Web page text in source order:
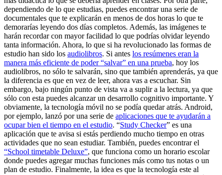
dependiendo de lo que estudias, puedes encontrar una serie de
documentales que te explicarán en menos de dos horas lo que te
demorarías leyendo dos días completos. Además, las imágenes te
harán recordar con mayor facilidad lo que podrías olvidar leyendo
tanta información. Ahora, lo que si ha revolucionado las formas de
estudio han sido los audiolibros. Si antes los resúmenes eran la
manera más eficiente de poder “salvar” en una prueba, hoy los
audiolibros, no sólo te salvarán, sino que también aprenderás, ya que
la diferencia es que en vez de leer, ahora vas a escuchar. Sin
embargo, bajo ningún punto de vista va a suplir a la lectura, ya que
sólo con esta puedes alcanzar un desarrollo cognitivo importante. Y
obviamente, la tecnología móvil no se podía quedar atrás. Android,
por ejemplo, lanzó por una serie de aplicaciones que te ayudarán a
ocupar bien el tiempo en el estudio. “Study Checker” es una
aplicación que te avisa si estás perdiendo mucho tiempo en otras
actividades que no sean estudiar. También, puedes encontrar el
“School timetable Deluxe”, que funciona como un horario escolar
donde puedes agregar muchas funciones más como tus notas o un
plan de estudio. Finalmente, la idea es que la tecnología este al